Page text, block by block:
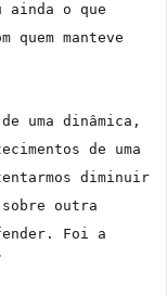
o que
quem manteve
uma dinâmica,
de uma
diminuir
outra
Foi a